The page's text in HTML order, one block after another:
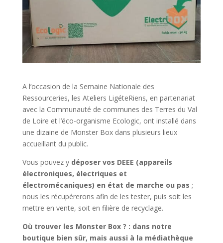
A l’occasion de la Semaine Nationale des
Ressourceries, les Ateliers LigéteRiens, en partenariat
avec la Communauté de communes des Terres du Val
de Loire et l’éco-organisme Ecologic, ont installé dans
une dizaine de Monster Box dans plusieurs lieux
accueillant du public.
Vous pouvez y déposer vos DEEE (appareils
électroniques, électriques et
électromécaniques) en état de marche ou pas ;
nous les récupérerons afin de les tester, puis soit les
mettre en vente, soit en filière de recyclage.
Où trouver les Monster Box ? : dans notre
boutique bien sûr, mais aussi à la médiathèque